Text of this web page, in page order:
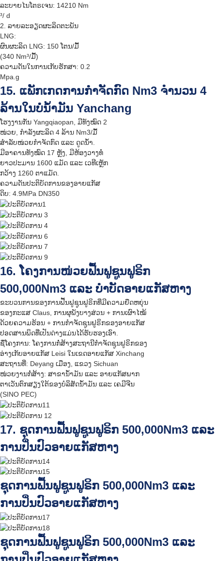
ລະບາຍໄນໂຕຣເຈນ: 14210 Nm
³/ d
2. ລາຍລະອຽດຜະລິດຕະພັນ
LNG:
ຜົນຜະລິດ LNG: 150 ໂຕນ/ມື້
(340 Nm³/ມື້)
ຄວາມດັນໃນການເກັບຮັກສາ: 0.2
Mpa.g
15. ແພັກເກດການກຳຈັດກົດ Nm3 ຈຳນວນ 4
ລ້ານໃນບໍ່ນ້ຳມັນ Yanchang
ໂຮງງານກັ່ນ Yangqiaopan, ມີທັງໝົດ 2
ໜ່ວຍ, ກຳລັງຜະລິດ 4 ລ້ານ Nm3/ມື້
ສຳລັບໜ່ວຍກຳຈັດກົດ ແລະ ດູດນ້ຳ.
ມີອາຄານທັງໝົດ 17 ຫຼັງ, ມີຫ້ອງວາງທໍ່
ຍາວປະມານ 1600 ແມັດ ແລະ ເວທີເຫຼັກ
ກວ້າງ 1260 ຕາແມັດ.
ຄວາມດັນປະຕິບັດການຂອງອາຍແກັສ
ດິບ: 4.9MPa DN350
16. ໂຄງການໜ່ວຍຟື້ນຟູຊູນຟູຣິກ
500,000Nm3 ແລະ ບຳບັດອາຍແກັສຫາງ
ຂະບວນການຂອງການຟື້ນຟູຊູນຟູຣິກທີ່ມີຄວາມຍືດຫຍຸ່ນ
ຂອງກະແສ Claus, ການຜຸພັງບາງສ່ວນ + ການເຜົາໄໝ້
ດ້ວຍຄວາມຮ້ອນ + ການກຳຈັດຊູນຟູຣິກຂອງອາຍແກັສ
ປອດສານພິດທີ່ເປັນດ່າງແມ່ນໄດ້ຮັບຮອງເອົາ.
ຊື່ໂຄງການ: ໂຄງການກໍ່ສ້າງສະຖານີກຳຈັດຊູນຟູຣິກຂອງ
ອ່າງເກັບອາຍແກັສ Leisi ໃນເຂດອາຍແກັສ Xinchang
ສະ​ຖານ​ທີ່: Deyang ເມືອງ, ແຂວງ Sichuan
ໜ່ວຍງານກໍ່ສ້າງ: ສາຂານ້ຳມັນ ແລະ ອາຍແກັສພາກ
ຕາເວັນຕົກສຽງໃຕ້ຂອງບໍລິສັດນ້ຳມັນ ແລະ ເຄມີຈີນ
(SINO PEC)
17. ຊຸດການຟື້ນຟູຊູນຟູຣິກ 500,000Nm3 ແລະ
ການປິ່ນປົວອາຍແກັສຫາງ
ຊຸດການຟື້ນຟູຊູນຟູຣິກ 500,000Nm3 ແລະ
ການປິ່ນປົວອາຍແກັສຫາງ
ຊຸດການຟື້ນຟູຊູນຟູຣິກ 500,000Nm3 ແລະ